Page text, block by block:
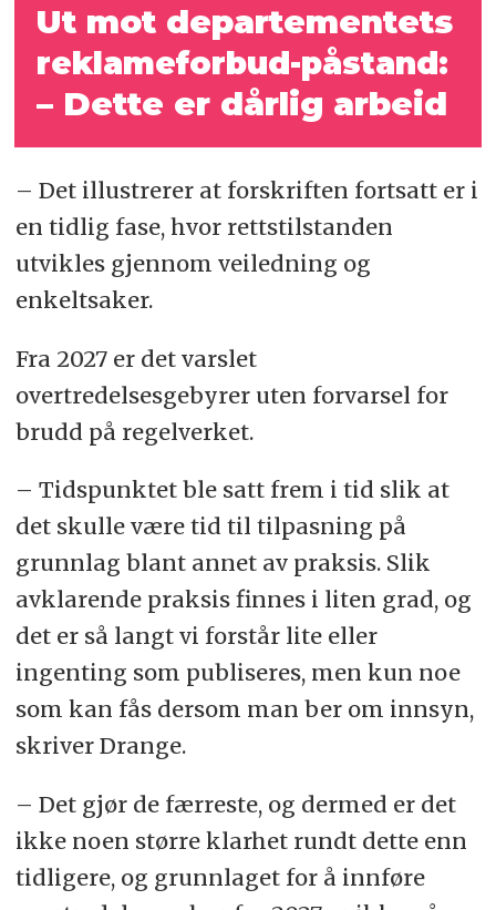
Ut mot departementets
reklameforbud-påstand:
– Dette er dårlig arbeid
– Det illustrerer at forskriften fortsatt er i
en tidlig fase, hvor rettstilstanden
utvikles gjennom veiledning og
enkeltsaker.
Fra 2027 er det varslet
overtredelsesgebyrer uten forvarsel for
brudd på regelverket.
– Tidspunktet ble satt frem i tid slik at
det skulle være tid til tilpasning på
grunnlag blant annet av praksis. Slik
avklarende praksis finnes i liten grad, og
det er så langt vi forstår lite eller
ingenting som publiseres, men kun noe
som kan fås dersom man ber om innsyn,
skriver Drange.
– Det gjør de færreste, og dermed er det
ikke noen større klarhet rundt dette enn
tidligere, og grunnlaget for å innføre